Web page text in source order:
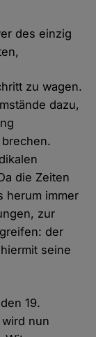
des einzig
zu wagen.
dazu,
die Zeiten
herum immer
zur
der
seine
19.
nun